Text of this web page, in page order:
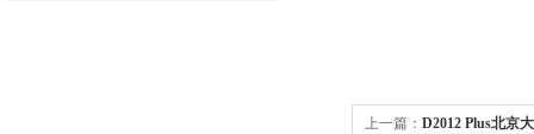
上一篇： D2012 Plus北京